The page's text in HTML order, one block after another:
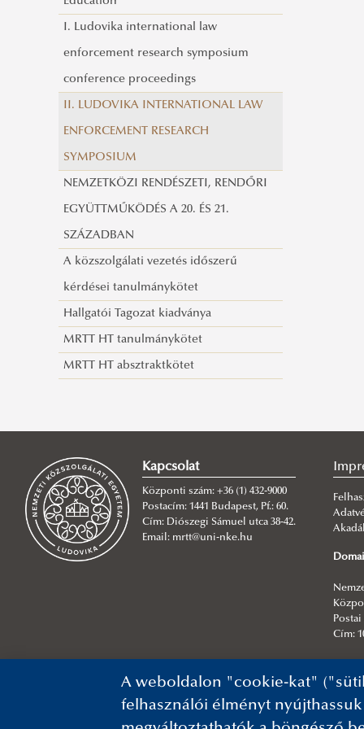
lebontásáról
Migrációs Konferencia 2021
I. Ludovika international law
enforcement research symposium
conference proceedings
II. LUDOVIKA INTERNATIONAL LAW
ENFORCEMENT RESEARCH
SYMPOSIUM
NEMZETKÖZI RENDÉSZETI, RENDŐRI
EGYÜTTMŰKÖDÉS A 20. ÉS 21.
SZÁZADBAN
A közszolgálati vezetés időszerű
kérdései tanulmánykötet
Hallgatói Tagozat kiadványa
MRTT HT tanulmánykötet
MRTT HT absztraktkötet
Kapcsolat
Központi szám: +36 (1) 432-9000
Postacím: 1441 Budapest, Pf.: 60.
Cím: Diószegi Sámuel utca 38-42.
Email: mrtt@uni-nke.hu
Postai
Cím:
NKE
A weboldalon "cookie-kat"
felhasználói élményt